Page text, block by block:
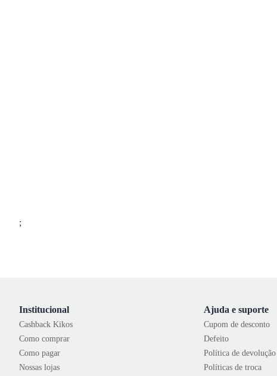
;
Institucional
Cashback Kikos
Como comprar
Como pagar
Nossas lojas
Ajuda e suporte
Cupom de desconto
Defeito
Política de devolução
Políticas de troca